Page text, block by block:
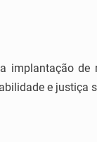
implantação
e justiça